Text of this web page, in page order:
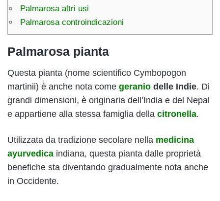
Palmarosa altri usi
Palmarosa controindicazioni
Palmarosa pianta
Questa pianta (nome scientifico Cymbopogon
martinii) è anche nota come geranio delle Indie. Di
grandi dimensioni, è originaria dell’India e del Nepal
e appartiene alla stessa famiglia della citronella.
Utilizzata da tradizione secolare nella medicina
ayurvedica indiana, questa pianta dalle proprietà
benefiche sta diventando gradualmente nota anche
in Occidente.